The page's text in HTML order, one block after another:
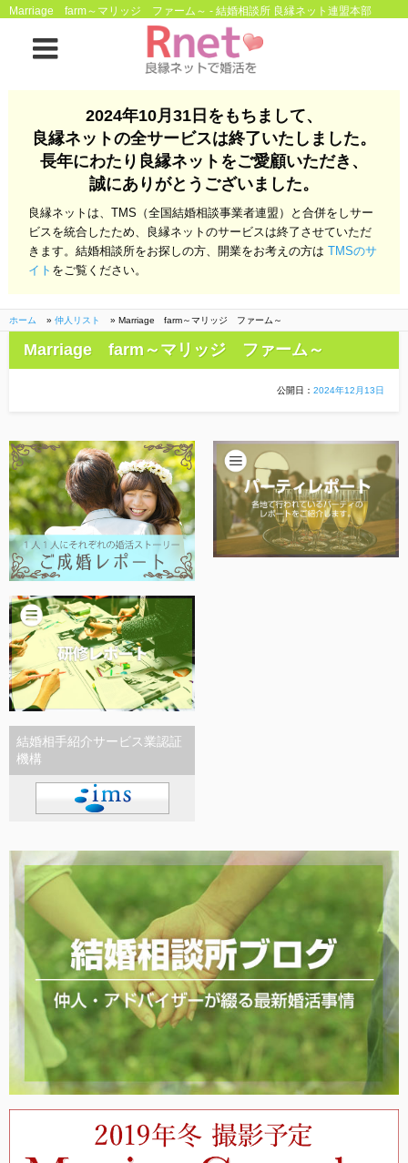
良縁ネットとは
お金のこと
会社概要
よくある質問
る質問
開業支援
お金のこと
会社概要
一般のよくある質問
相談室からのよくある質問
Marriage farm～マリッジ ファーム～ - 結婚相談所 良縁ネット連盟本部
2024年10月31日をもちまして、
良縁ネットの全サービスは終了いたしました。
長年にわたり良縁ネットをご愛顧いただき、
誠にありがとうございました。
良縁ネットは、TMS（全国結婚相談事業者連盟）と合併をしサー
ビスを統合したため、良縁ネットのサービスは終了させていただ
きます。結婚相談所をお探しの方、開業をお考えの方はTMSのサ
イト をご覧ください。
ホーム » 仲人リスト » Marriage farm～マリッジ ファーム～
結婚相手紹介サービス業認証
機構
Marriage farm～マリッジ ファーム～
公開日： 2024年12月13日